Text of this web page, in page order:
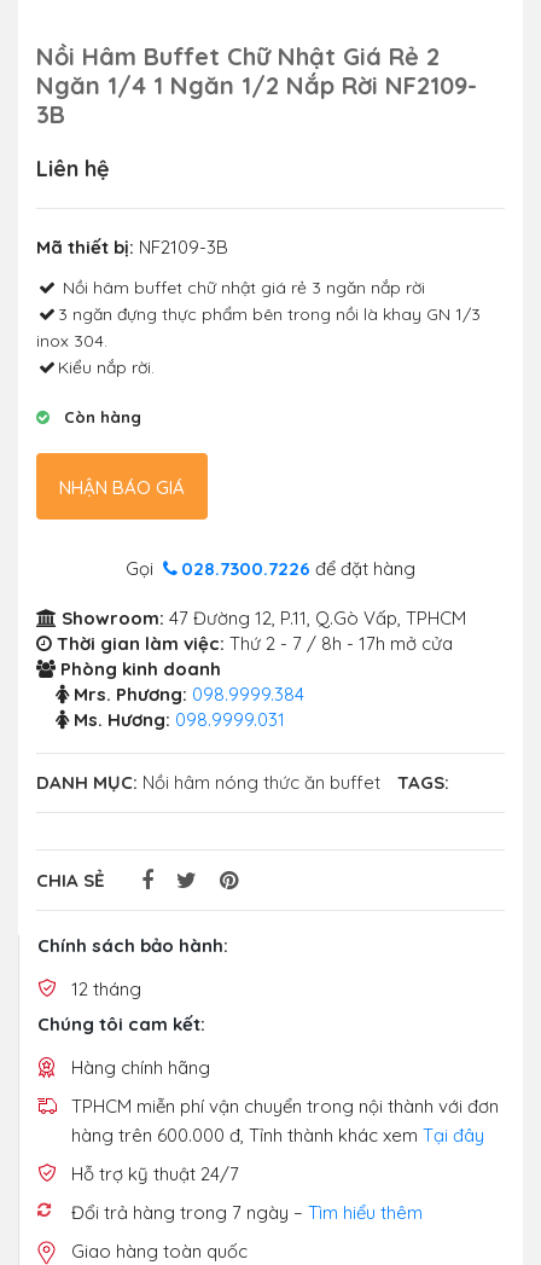
Nồi Hâm Buffet Chữ Nhật Giá Rẻ 2
Ngăn 1/4 1 Ngăn 1/2 Nắp Rời NF2109-
3B
Liên hệ
Mã thiết bị: NF2109-3B
Nồi hâm buffet chữ nhật giá rẻ 3 ngăn nắp rời
3 ngăn đựng thực phẩm bên trong nồi là khay GN 1/3
inox 304.
Kiểu nắp rời.
Còn hàng
NHẬN BÁO GIÁ
Gọi 028.7300.7226 để đặt hàng
Showroom: 47 Đường 12, P.11, Q.Gò Vấp, TPHCM
Thời gian làm việc: Thứ 2 - 7 / 8h - 17h mở cửa
Phòng kinh doanh
Mrs. Phương: 098.9999.384
Ms. Hương: 098.9999.031
DANH MỤC: Nồi hâm nóng thức ăn buffet TAGS:
CHIA SẺ
Chính sách bảo hành:
12 tháng
Chúng tôi cam kết:
Hàng chính hãng
TPHCM miễn phí vận chuyển trong nội thành với đơn
hàng trên 600.000 đ, Tỉnh thành khác xem Tại đây
Hỗ trợ kỹ thuật 24/7
Đổi trả hàng trong 7 ngày – Tìm hiểu thêm
Giao hàng toàn quốc